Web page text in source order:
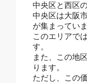
中央区と西区
中央区は大阪
が集まっていま
このエリアで
す。
また、この地
ります。
ただし、この